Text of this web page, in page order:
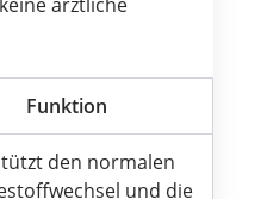
Funktion
den normalen
und die